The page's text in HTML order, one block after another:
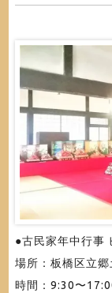
●古民家年中行事
場所：板橋区立
時間：9:30〜